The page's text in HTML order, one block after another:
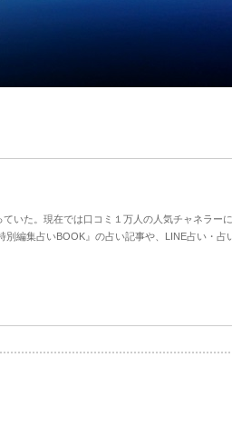
いた。現在では口コミ１万人の人気チャネラー
編集占いBOOK』の占い記事や、LINE占い・占